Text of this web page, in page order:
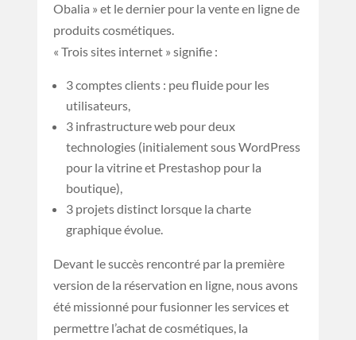
Obalia » et le dernier pour la vente en ligne de
produits cosmétiques.
« Trois sites internet » signifie :
3 comptes clients : peu fluide pour les
utilisateurs,
3 infrastructure web pour deux
technologies (initialement sous WordPress
pour la vitrine et Prestashop pour la
boutique),
3 projets distinct lorsque la charte
graphique évolue.
Devant le succès rencontré par la première
version de la réservation en ligne, nous avons
été missionné pour fusionner les services et
permettre l’achat de cosmétiques, la